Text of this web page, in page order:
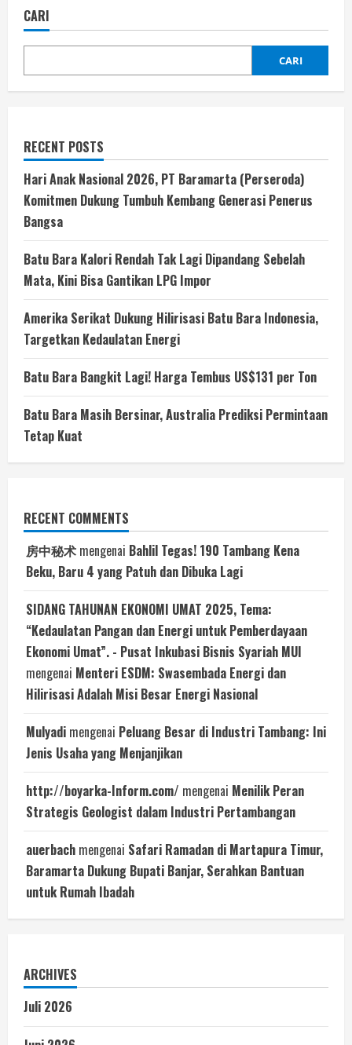
CARI
CARI
RECENT POSTS
Hari Anak Nasional 2026, PT Baramarta (Perseroda)
Komitmen Dukung Tumbuh Kembang Generasi Penerus
Bangsa
Batu Bara Kalori Rendah Tak Lagi Dipandang Sebelah
Mata, Kini Bisa Gantikan LPG Impor
Amerika Serikat Dukung Hilirisasi Batu Bara Indonesia,
Targetkan Kedaulatan Energi
Batu Bara Bangkit Lagi! Harga Tembus US$131 per Ton
Batu Bara Masih Bersinar, Australia Prediksi Permintaan
Tetap Kuat
RECENT COMMENTS
房中秘术 mengenai Bahlil Tegas! 190 Tambang Kena
Beku, Baru 4 yang Patuh dan Dibuka Lagi
SIDANG TAHUNAN EKONOMI UMAT 2025, Tema:
“Kedaulatan Pangan dan Energi untuk Pemberdayaan
Ekonomi Umat”. - Pusat Inkubasi Bisnis Syariah MUI
mengenai Menteri ESDM: Swasembada Energi dan
Hilirisasi Adalah Misi Besar Energi Nasional
Mulyadi mengenai Peluang Besar di Industri Tambang: Ini
Jenis Usaha yang Menjanjikan
http://boyarka-Inform.com/ mengenai Menilik Peran
Strategis Geologist dalam Industri Pertambangan
auerbach mengenai Safari Ramadan di Martapura Timur,
Baramarta Dukung Bupati Banjar, Serahkan Bantuan
untuk Rumah Ibadah
ARCHIVES
Juli 2026